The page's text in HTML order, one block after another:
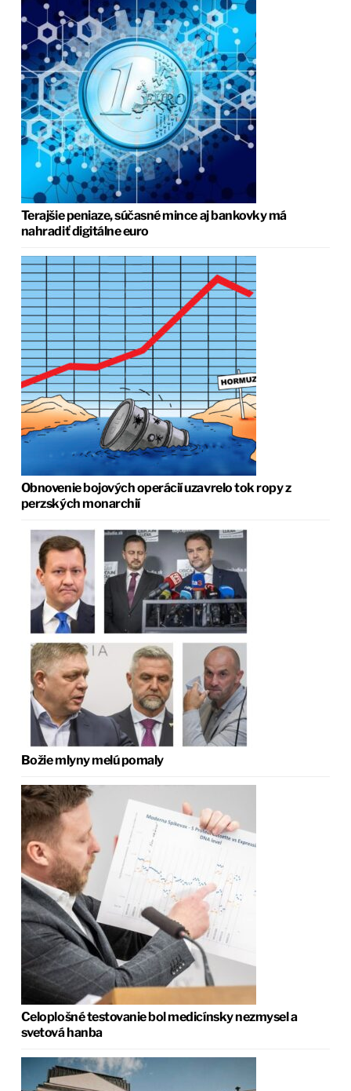
Terajšie peniaze, súčasné mince aj bankovky má
nahradiť digitálne euro
Obnovenie bojových operácií uzavrelo tok ropy z
perzských monarchií
Božie mlyny melú pomaly
Celoplošné testovanie bol medicínsky nezmysel a
svetová hanba